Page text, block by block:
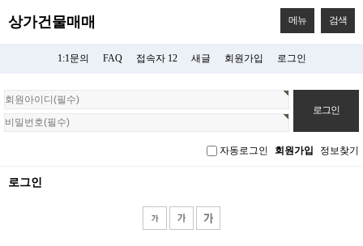
상가건물매매 메뉴 검색
1:1문의 FAQ 접속자 12 새글 회원가입 로그인
회
원
로
자동로그인 회원가입 정보찾기
로그인